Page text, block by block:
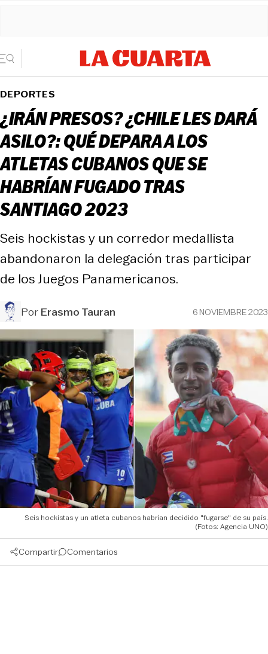
DEPORTES
¿IRÁN PRESOS? ¿CHILE LES DARÁ
ASILO?: QUÉ DEPARA A LOS
ATLETAS CUBANOS QUE SE
HABRÍAN FUGADO TRAS
SANTIAGO 2023
Seis hockistas y un corredor medallista
abandonaron la delegación tras participar
de los Juegos Panamericanos.
PorErasmo Tauran 6 NOVIEMBRE 2023
Seis hockistas y un atleta cubanos habrían decidido "fugarse" de su país.
(Fotos: Agencia UNO)
Compartir Comentarios